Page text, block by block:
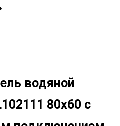
водяной
80x60 с